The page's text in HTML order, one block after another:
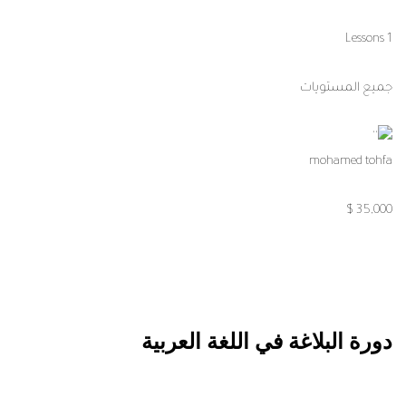
1 Lessons
جميع المستويات
mohamed tohfa
35,000 $
دورة البلاغة في اللغة العربية